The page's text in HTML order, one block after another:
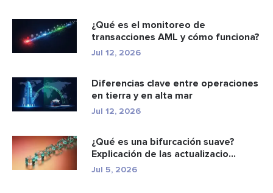
¿Qué es el monitoreo de
transacciones AML y cómo funciona?
Jul 12, 2026
Diferencias clave entre operaciones
en tierra y en alta mar
Jul 12, 2026
¿Qué es una bifurcación suave?
Explicación de las actualizacio...
Jul 5, 2026